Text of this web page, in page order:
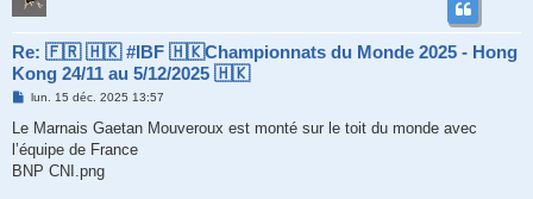
Re: 🇫🇷 🇭🇰 #IBF 🇭🇰Championnats du Monde 2025 - Hong
Kong 24/11 au 5/12/2025 🇭🇰
M
s
a
g
lun. 15 déc. 2025 13:57
Le Mar­nais Gaetan Mouveroux est monté sur le toit du monde avec
l’équipe de France
BNP CNI.png